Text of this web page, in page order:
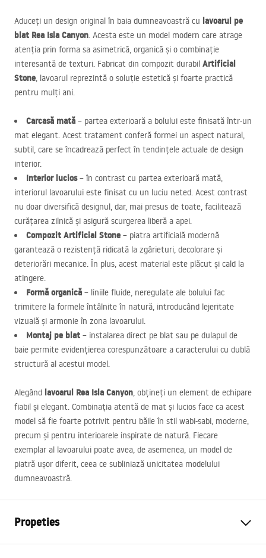
Aduceți un design original în baia dumneavoastră cu lavoarul pe
blat Rea Isla Canyon. Acesta este un model modern care atrage
atenția prin forma sa asimetrică, organică și o combinație
interesantă de texturi. Fabricat din compozit durabil Artificial
Stone, lavoarul reprezintă o soluție estetică și foarte practică
pentru mulți ani.
Carcasă mată – partea exterioară a bolului este finisată într-un
mat elegant. Acest tratament conferă formei un aspect natural,
subtil, care se încadrează perfect în tendințele actuale de design
interior.
Interior lucios– în contrast cu partea exterioară mată,
interiorul lavoarului este finisat cu un luciu neted. Acest contrast
nu doar diversifică designul, dar, mai presus de toate, facilitează
curățarea zilnică și asigură scurgerea liberă a apei.
Compozit Artificial Stone – piatra artificială modernă
garantează o rezistență ridicată la zgârieturi, decolorare și
deteriorări mecanice. În plus, acest material este plăcut și cald la
atingere.
Formă organică – liniile fluide, neregulate ale bolului fac
trimitere la formele întâlnite în natură, introducând lejeritate
vizuală și armonie în zona lavoarului.
Montaj pe blat – instalarea direct pe blat sau pe dulapul de
baie permite evidențierea corespunzătoare a caracterului cu dublă
structură al acestui model.
Alegând lavoarul Rea Isla Canyon, obțineți un element de echipare
fiabil și elegant. Combinația atentă de mat și lucios face ca acest
model să fie foarte potrivit pentru băile în stil wabi-sabi, moderne,
precum și pentru interioarele inspirate de natură. Fiecare
exemplar al lavoarului poate avea, de asemenea, un model de
piatră ușor diferit, ceea ce subliniază unicitatea modelului
dumneavoastră.
Propeties